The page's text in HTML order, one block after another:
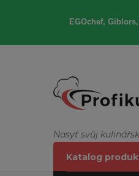
EGOchef,
Nasyť svůj
Katalog